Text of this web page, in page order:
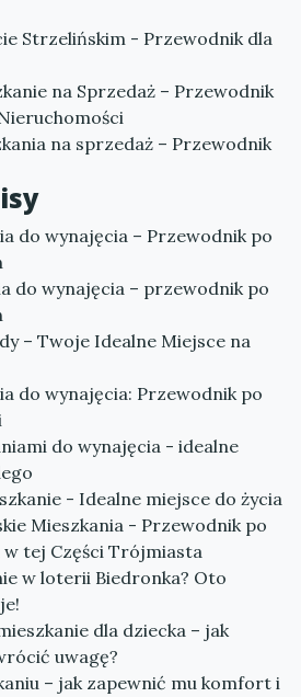
Strzelińskim - Przewodnik dla
na Sprzedaż – Przewodnik
na sprzedaż – Przewodnik
do wynajęcia – Przewodnik po
do wynajęcia – przewodnik po
– Twoje Idealne Miejsce na
do wynajęcia: Przewodnik po
do wynajęcia - idealne
- Idealne miejsce do życia
Mieszkania - Przewodnik po
tej Części Trójmiasta
w loterii Biedronka? Oto
dla dziecka – jak
uwagę?
– jak zapewnić mu komfort i